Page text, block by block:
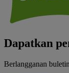
Dapatkan
Berlangganan